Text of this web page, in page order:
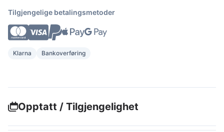
Tilgjengelige betalingsmetoder
Klarna Bankoverføring
Opptatt / Tilgjengelighet